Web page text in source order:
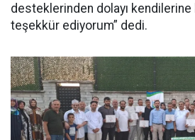
desteklerinden dolayı kendilerine
teşekkür ediyorum” dedi.